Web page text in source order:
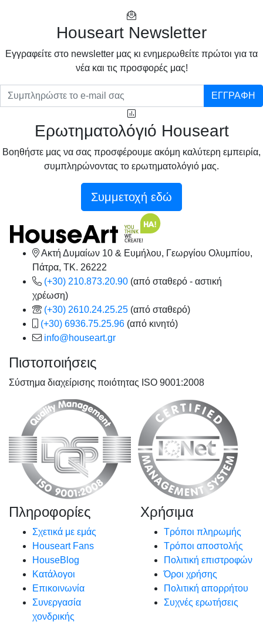
Houseart Newsletter
Eγγραφείτε στο newsletter μας κι ενημερωθείτε πρώτοι για τα
νέα και τις προσφορές μας!
ΕΓΓΡΑΦΗ
Ερωτηματολόγιό Houseart
Βοηθήστε μας να σας προσφέρουμε ακόμη καλύτερη εμπειρία,
συμπληρώνοντας το ερωτηματολόγιό μας.
Συμμετοχή εδώ
Ακτή Δυμαίων 10 & Ευμήλου, Γεωργίου Ολυμπίου,
Πάτρα, TK. 26222
(+30) 210.873.20.90 (από σταθερό - αστική
χρέωση)
(+30) 2610.24.25.25 (από σταθερό)
(+30) 6936.75.25.96 (από κινητό)
info@houseart.gr
Πιστοποιήσεις
Σύστημα διαχείρισης ποιότητας ISO 9001:2008
Πληροφορίες
Σχετικά με εμάς
Houseart Fans
HouseBlog
Κατάλογοι
Επικοινωνία
Συνεργασία
χονδρικής
Χρήσιμα
Τρόποι πληρωμής
Τρόποι αποστολής
Πολιτική επιστροφών
Όροι χρήσης
Πολιτική απορρήτου
Συχνές ερωτήσεις